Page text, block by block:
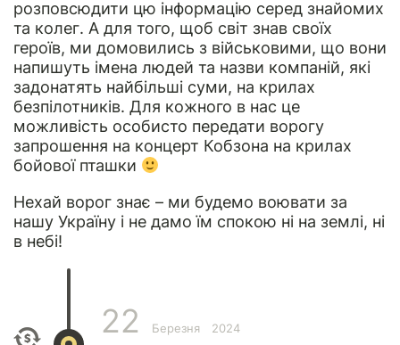
розповсюдити цю інформацію серед знайомих
та колег. А для того, щоб світ знав своїх
героїв, ми домовились з військовими, що вони
напишуть імена людей та назви компаній, які
задонатять найбільші суми, на крилах
безпілотників. Для кожного в нас це
можливість особисто передати ворогу
запрошення на концерт Кобзона на крилах
бойової пташки
Нехай ворог знає – ми будемо воювати за
нашу Україну і не дамо їм спокою ні на землі, ні
в небі!
22 Березня 2024